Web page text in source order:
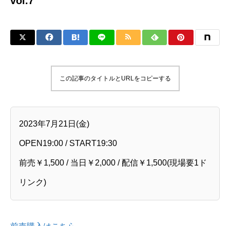
この記事のタイトルとURLをコピーする
2023年7月21日(金)
OPEN19:00 / START19:30
前売￥1,500 / 当日￥2,000 / 配信￥1,500(現場要1ド
リンク)